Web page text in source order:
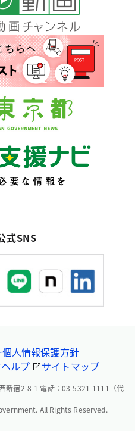
式SNS
個人情報保護方針
ルプ サイトマップ
新宿2-8-1 電話：03-5321-1111（代
All Rights Reserved.